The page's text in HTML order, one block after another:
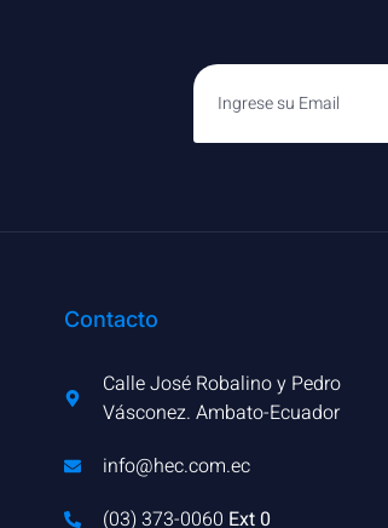
Contacto
Calle José Robalino y Pedro
Vásconez. Ambato-Ecuador
info@hec.com.ec
(03) 373-0060​ Ext 0